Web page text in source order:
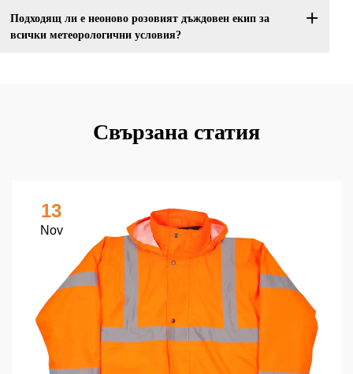
Подходящ ли е неоново розовият дъждовен екип за
всички метеорологични условия?
Свързана статия
13
Nov